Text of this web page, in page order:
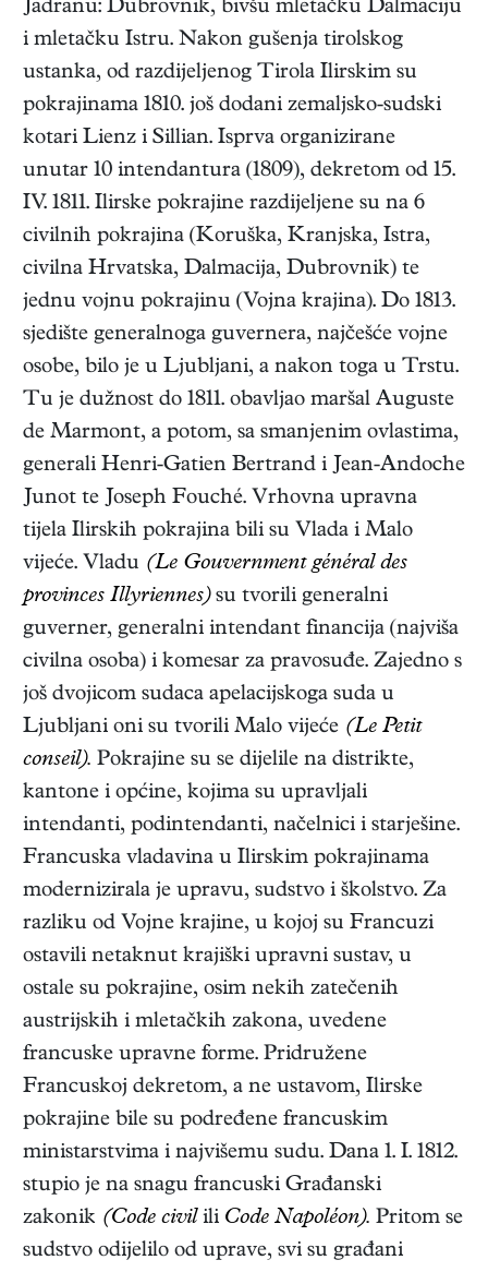
Jadranu: Dubrovnik, bivšu mletačku Dalmaciju
i mletačku Istru. Nakon gušenja tirolskog
ustanka, od razdijeljenog Tirola Ilirskim su
pokrajinama 1810. još dodani zemaljsko-sudski
kotari Lienz i Sillian. Isprva organizirane
unutar 10 intendantura (1809), dekretom od 15.
IV. 1811. Ilirske pokrajine razdijeljene su na 6
civilnih pokrajina (Koruška, Kranjska, Istra,
civilna Hrvatska, Dalmacija, Dubrovnik) te
jednu vojnu pokrajinu (Vojna krajina). Do 1813.
sjedište generalnoga guvernera, najčešće vojne
osobe, bilo je u Ljubljani, a nakon toga u Trstu.
Tu je dužnost do 1811. obavljao maršal Auguste
de Marmont, a potom, sa smanjenim ovlastima,
generali Henri-Gatien Bertrand i Jean-Andoche
Junot te Joseph Fouché. Vrhovna upravna
tijela Ilirskih pokrajina bili su Vlada i Malo
vijeće. Vladu (Le Gouvernment général des
provinces Illyriennes)su tvorili generalni
guverner, generalni intendant financija (najviša
civilna osoba) i komesar za pravosuđe. Zajedno s
još dvojicom sudaca apelacijskoga suda u
Ljubljani oni su tvorili Malo vijeće (Le Petit
conseil). Pokrajine su se dijelile na distrikte,
kantone i općine, kojima su upravljali
intendanti, podintendanti, načelnici i starješine.
Francuska vladavina u Ilirskim pokrajinama
modernizirala je upravu, sudstvo i školstvo. Za
razliku od Vojne krajine, u kojoj su Francuzi
ostavili netaknut krajiški upravni sustav, u
ostale su pokrajine, osim nekih zatečenih
austrijskih i mletačkih zakona, uvedene
francuske upravne forme. Pridružene
Francuskoj dekretom, a ne ustavom, Ilirske
pokrajine bile su podređene francuskim
ministarstvima i najvišemu sudu. Dana 1. I. 1812.
stupio je na snagu francuski Građanski
zakonik (Code civil ili Code Napoléon). Pritom se
sudstvo odijelilo od uprave, svi su građani